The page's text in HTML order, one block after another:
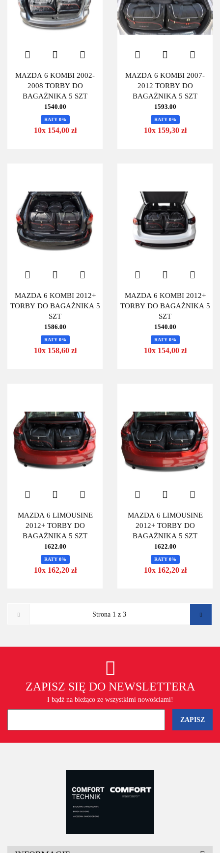
MAZDA 6 KOMBI 2002-
2008 TORBY DO
BAGAŻNIKA 5 SZT
1540.00
RATY 0%
10x 154,00 zł
MAZDA 6 KOMBI 2007-
2012 TORBY DO
BAGAŻNIKA 5 SZT
1593.00
RATY 0%
10x 159,30 zł
MAZDA 6 KOMBI 2012+
TORBY DO BAGAŻNIKA 5
SZT
1586.00
RATY 0%
10x 158,60 zł
MAZDA 6 KOMBI 2012+
TORBY DO BAGAŻNIKA 5
SZT
1540.00
RATY 0%
10x 154,00 zł
MAZDA 6 LIMOUSINE
2012+ TORBY DO
BAGAŻNIKA 5 SZT
1622.00
RATY 0%
10x 162,20 zł
MAZDA 6 LIMOUSINE
2012+ TORBY DO
BAGAŻNIKA 5 SZT
1622.00
RATY 0%
10x 162,20 zł
ZAPISZ SIĘ DO NEWSLETTERA
I bądź na bieżąco ze wszystkimi nowościami!